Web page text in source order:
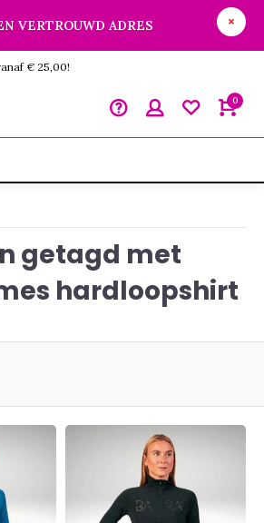
VERTROUWD ADRES
€ 25,00!
0
getagd met
hardloopshirt